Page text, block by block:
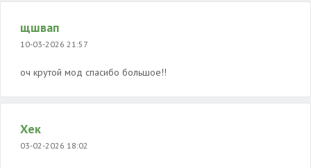
щшвап
10-03-2026 21:57
оч крутой мод спасибо большое!!
Хек
03-02-2026 18:02